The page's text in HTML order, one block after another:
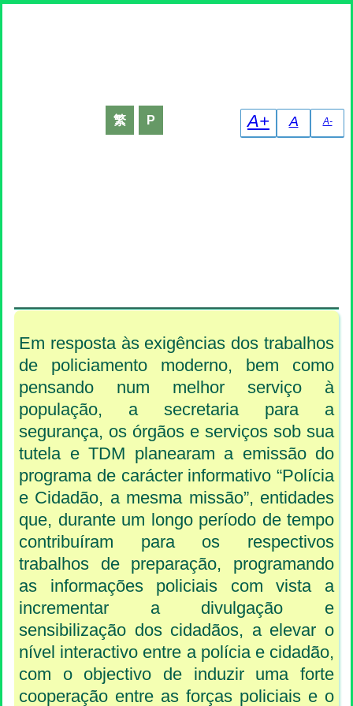
A-
A
A+
繁 P
Em resposta às exigências dos trabalhos
de policiamento moderno, bem como
pensando num melhor serviço à
população, a secretaria para a
segurança, os órgãos e serviços sob sua
tutela e TDM planearam a emissão do
programa de carácter informativo “Polícia
e Cidadão, a mesma missão”, entidades
que, durante um longo período de tempo
contribuíram para os respectivos
trabalhos de preparação, programando
as informações policiais com vista a
incrementar a divulgação e
sensibilização dos cidadãos, a elevar o
nível interactivo entre a polícia e cidadão,
com o objectivo de induzir uma forte
cooperação entre as forças policiais e o